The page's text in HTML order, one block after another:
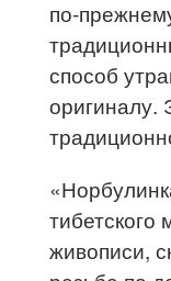
по-
способ
оригиналу.
тибетского
живописи,